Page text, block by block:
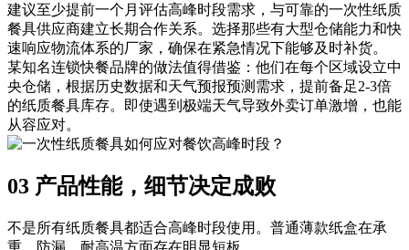
建议至少提前一个月评估高峰时段需求，与可靠的一次性纸质
餐具供应商建立长期合作关系。选择那些有大型仓储能力和快
速响应物流体系的厂家，确保在紧急情况下能够及时补货。
某知名连锁快餐品牌的做法值得借鉴：他们在每个区域设立中
央仓储，根据历史数据和天气预报预测需求，提前备足2-3倍
的纸质餐具库存。即使遇到极端天气导致外卖订单激增，也能
从容应对。
03 产品性能，细节决定成败
不是所有纸质餐具都适合高峰时段使用。普通薄款纸盒在承